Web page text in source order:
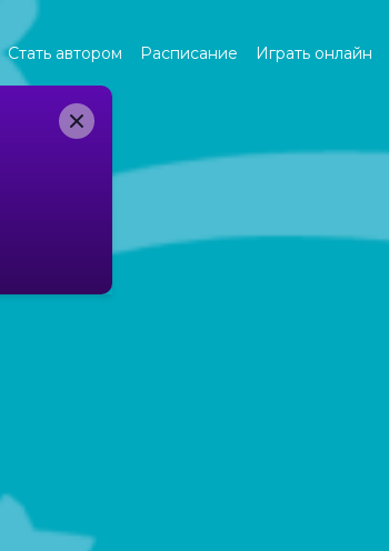
Стать автором Расписание Играть онлайн